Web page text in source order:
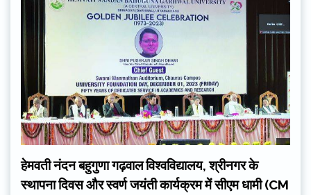
हेमवती नंदन बहुगुणा गढ़वाल विश्वविद्यालय, श्रीनगर के
स्थापना दिवस और स्वर्ण जयंती कार्यक्रम में सीएम धामी (CM